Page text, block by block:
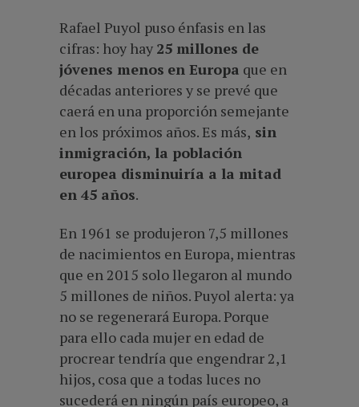
Rafael Puyol puso énfasis en las
cifras: hoy hay 25 millones de
jóvenes menos en Europa que en
décadas anteriores y se prevé que
caerá en una proporción semejante
en los próximos años. Es más, sin
inmigración, la población
europea disminuiría a la mitad
en 45 años.
En 1961 se produjeron 7,5 millones
de nacimientos en Europa, mientras
que en 2015 solo llegaron al mundo
5 millones de niños. Puyol alerta: ya
no se regenerará Europa. Porque
para ello cada mujer en edad de
procrear tendría que engendrar 2,1
hijos, cosa que a todas luces no
sucederá en ningún país europeo, a